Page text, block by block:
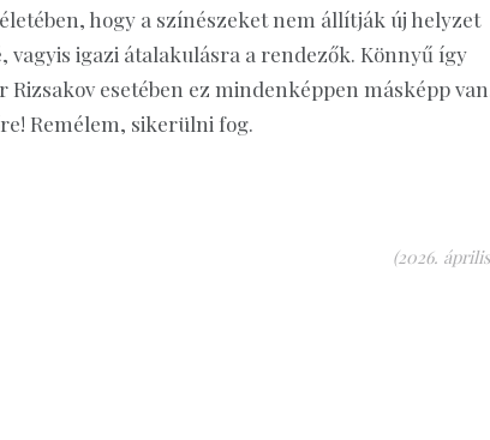
hogy a színészeket nem állítják új helyzet
igazi átalakulásra a rendezők. Könnyű így
esetében ez mindenképpen másképp
Remélem, sikerülni fog.
(2026.